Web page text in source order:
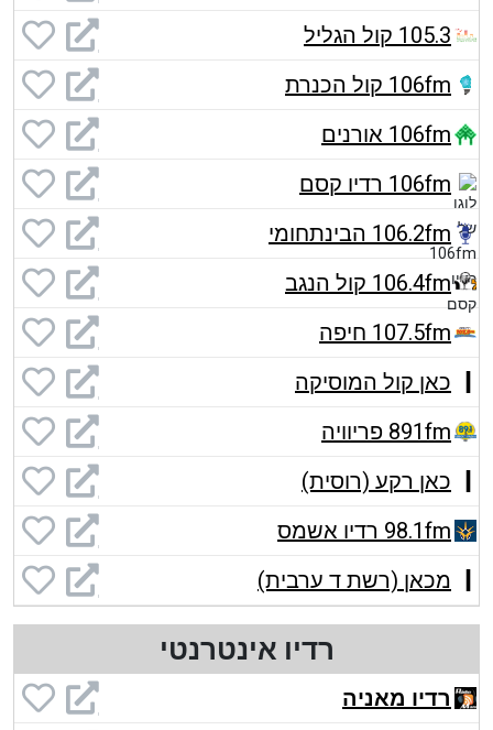
105.3 קול הגליל
106fm קול הכנרת
106fm אורנים
106fm רדיו קסם
106.2fm הבינתחומי
106.4fm קול הנגב
107.5fm חיפה
כאן קול המוסיקה
891fm פריוויה
כאן רקע (רוסית)
98.1fm רדיו אשמס
מכאן (רשת ד ערבית)
רדיו אינטרנטי
רדיו מאניה